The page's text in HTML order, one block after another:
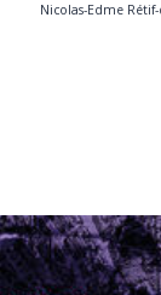
Nicolas-Edme